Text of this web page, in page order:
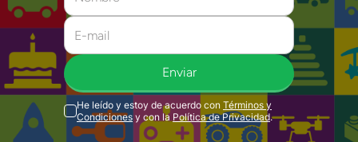
Enviar
He leído y estoy de acuerdo con Términos y
Condiciones y con la Política de Privacidad.